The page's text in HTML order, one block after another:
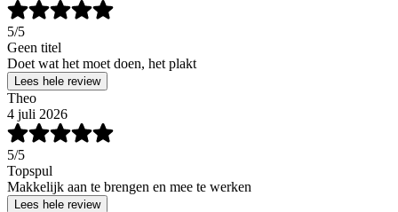
5/5
Geen titel
Doet wat het moet doen, het plakt
Lees hele review
Theo
4 juli 2026
5/5
Topspul
Makkelijk aan te brengen en mee te werken
Lees hele review